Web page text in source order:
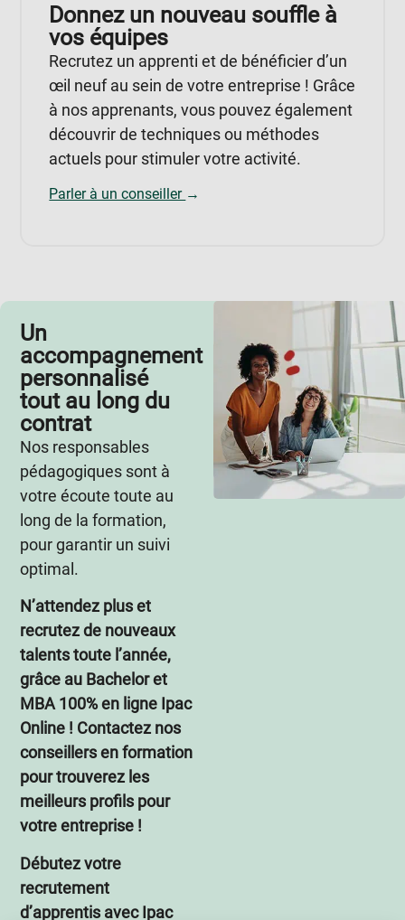
Donnez un nouveau souffle à
vos équipes
Recrutez un apprenti et de bénéficier d’un
œil neuf au sein de votre entreprise ! Grâce
à nos apprenants, vous pouvez également
découvrir de techniques ou méthodes
actuels pour stimuler votre activité.
Parler à un conseiller →
Un
accompagnement
personnalisé
tout au long du
contrat
Nos responsables
pédagogiques sont à
votre écoute toute au
long de la formation,
pour garantir un suivi
optimal.
N’attendez plus et
recrutez de nouveaux
talents toute l’année,
grâce au Bachelor et
MBA 100% en ligne Ipac
Online ! Contactez nos
conseillers en formation
pour trouverez les
meilleurs profils pour
votre entreprise !
Débutez votre
recrutement
d’apprentis avec Ipac